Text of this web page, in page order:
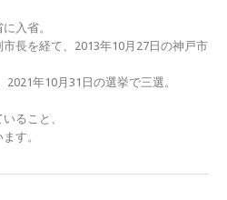
入省。
長を経て、2013年10月27日の神戸市
年10月31日の選挙で三選。
ること、
す。